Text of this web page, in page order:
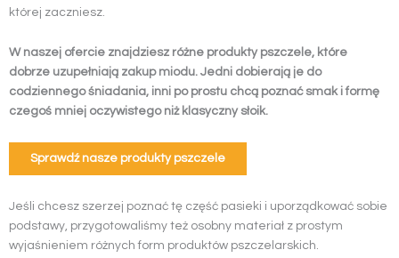
której zaczniesz.
W naszej ofercie znajdziesz różne produkty pszczele, które
dobrze uzupełniają zakup miodu. Jedni dobierają je do
codziennego śniadania, inni po prostu chcą poznać smak i formę
czegoś mniej oczywistego niż klasyczny słoik.
Sprawdź nasze produkty pszczele
Jeśli chcesz szerzej poznać tę część pasieki i uporządkować sobie
podstawy, przygotowaliśmy też osobny materiał z prostym
wyjaśnieniem różnych form produktów pszczelarskich.